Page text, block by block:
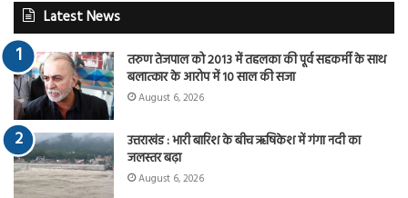
Latest News
तरुण तेजपाल को 2013 में तहलका की पूर्व सहकर्मी के साथ
बलात्कार के आरोप में 10 साल की सजा
August 6, 2026
उत्तराखंड : भारी बारिश के बीच ऋषिकेश में गंगा नदी का
जलस्तर बढ़ा
August 6, 2026